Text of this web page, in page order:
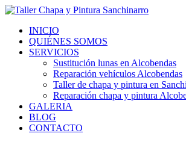
Ir
contenidoINICIO
QUIÉNES SOMOS
SERVICIOS
Sustitución lunas en Alcobendas
Reparación vehículos Alcobendas
Taller de chapa y pintura en
Reparación chapa y pintura
GALERIA
BLOG
CONTACTO